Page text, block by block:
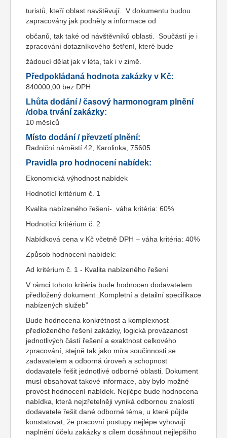
turistů, kteří oblast navštěvují. V dokumentu budou
zapracovány jak podněty a informace od
občanů, tak také od návštěvníků oblasti. Součástí je i
zpracování dotazníkového šetření, které bude
žádoucí dělat jak v léta, tak i v zimě.
Předpokládaná hodnota zakázky v Kč:
840000,00 bez DPH
Lhůta dodání / časový harmonogram plnění
/doba trvání zakázky:
10 měsíců
Místo dodání / převzetí plnění:
Radniční náměstí 42, Karolinka, 75605
Pravidla pro hodnocení nabídek:
Ekonomická výhodnost nabídek
Hodnotící kritérium č. 1
Kvalita nabízeného řešení- váha kritéria: 60%
Hodnotící kritérium č. 2
Nabídková cena v Kč včetně DPH – váha kritéria: 40%
Způsob hodnocení nabídek:
Ad kritérium č. 1 - Kvalita nabízeného řešení
V rámci tohoto kritéria bude hodnocen dodavatelem
předložený dokument „Kompletní a detailní specifikace
nabízených služeb”
Bude hodnocena konkrétnost a komplexnost
předloženého řešení zakázky, logická provázanost
jednotlivých částí řešení a exaktnost celkového
zpracování, stejně tak jako míra součinnosti se
zadavatelem a odborná úroveň a schopnost
dodavatele řešit jednotlivé odborné oblasti. Dokument
musí obsahovat takové informace, aby bylo možné
provést hodnocení nabídek. Nejlépe bude hodnocena
nabídka, která nejzřetelněji vyniká odbornou znalostí
dodavatele řešit dané odborné téma, u které půjde
konstatovat, že pracovní postupy nejlépe vyhovují
naplnění účelu zakázky s cílem dosáhnout nejlepšího